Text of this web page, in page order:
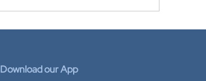
Download our App